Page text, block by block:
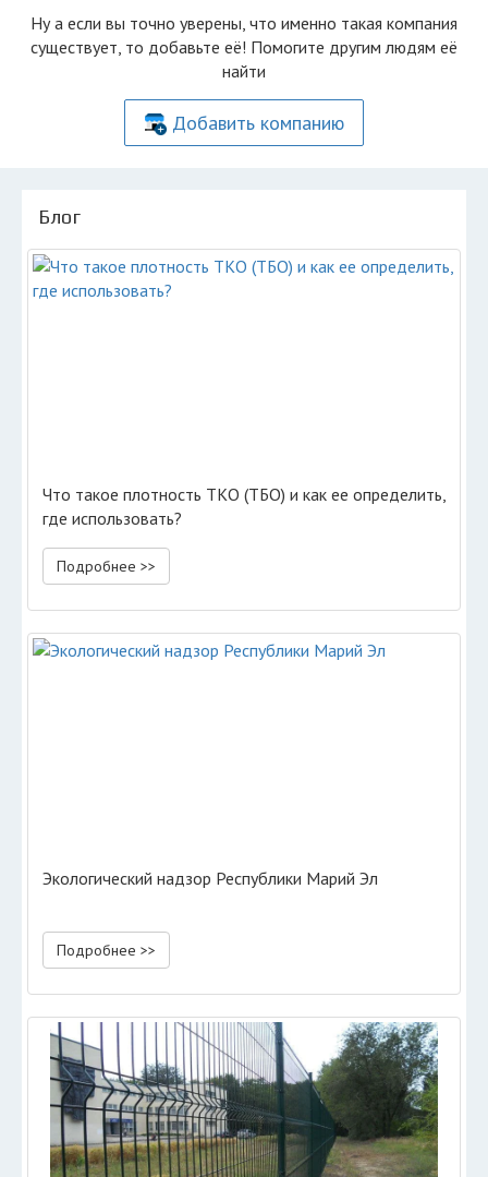
Ну а если вы точно уверены, что именно такая компания
существует, то добавьте её! Помогите другим людям её
найти
Добавить компанию
Блог
Что такое плотность ТКО (ТБО) и как ее определить,
где использовать?
Подробнее >>
Экологический надзор Республики Марий Эл
Подробнее >>